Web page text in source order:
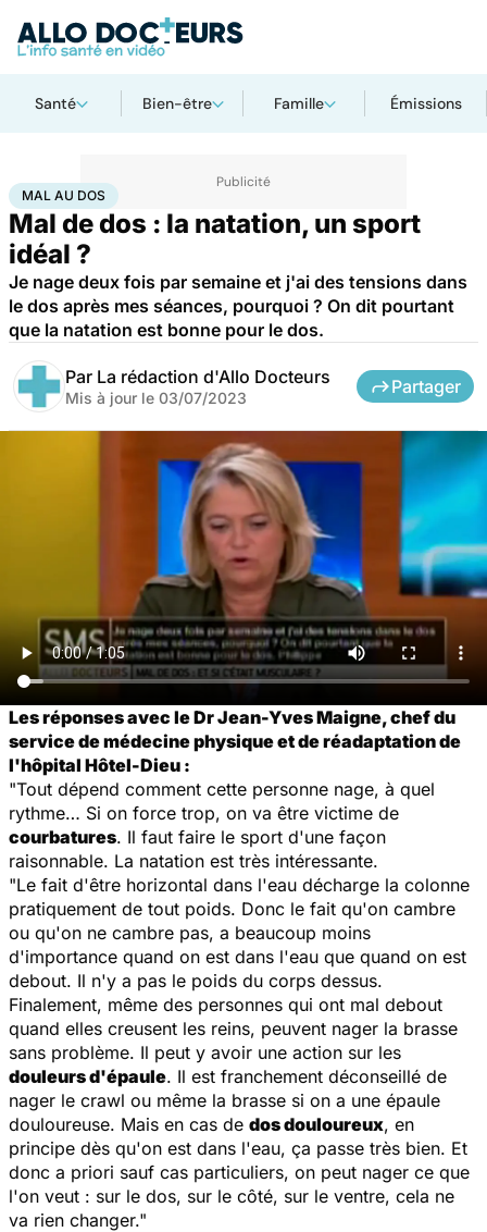
Santé Bien-être Famille Émissions
AccueilSantéMaladies Mal au dos
MAL AU DOS
Mal de dos : la natation, un sport
idéal ?
Je nage deux fois par semaine et j'ai des tensions dans
le dos après mes séances, pourquoi ? On dit pourtant
que la natation est bonne pour le dos.
Par La rédaction d'Allo Docteurs
Mis à jour le 03/07/2023
Partager
Les réponses avec le Dr Jean-Yves Maigne, chef du
service de médecine physique et de réadaptation de
l'hôpital Hôtel-Dieu :
"Tout dépend comment cette personne nage, à quel
rythme… Si on force trop, on va être victime de
courbatures. Il faut faire le sport d'une façon
raisonnable. La natation est très intéressante.
"Le fait d'être horizontal dans l'eau décharge la colonne
pratiquement de tout poids. Donc le fait qu'on cambre
ou qu'on ne cambre pas, a beaucoup moins
d'importance quand on est dans l'eau que quand on est
debout. Il n'y a pas le poids du corps dessus.
Finalement, même des personnes qui ont mal debout
quand elles creusent les reins, peuvent nager la brasse
sans problème. Il peut y avoir une action sur les
douleurs d'épaule. Il est franchement déconseillé de
nager le crawl ou même la brasse si on a une épaule
douloureuse. Mais en cas de dos douloureux, en
principe dès qu'on est dans l'eau, ça passe très bien. Et
donc a priori sauf cas particuliers, on peut nager ce que
l'on veut : sur le dos, sur le côté, sur le ventre, cela ne
va rien changer."